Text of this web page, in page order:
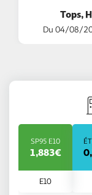
Tops,
Du 04/08/
SP95 E10
1,883€
E10